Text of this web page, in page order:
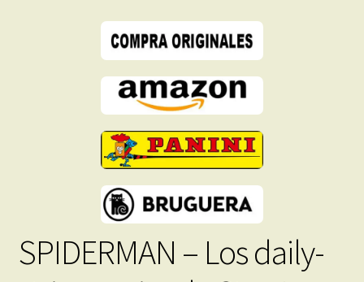
SPIDERMAN – Los daily-